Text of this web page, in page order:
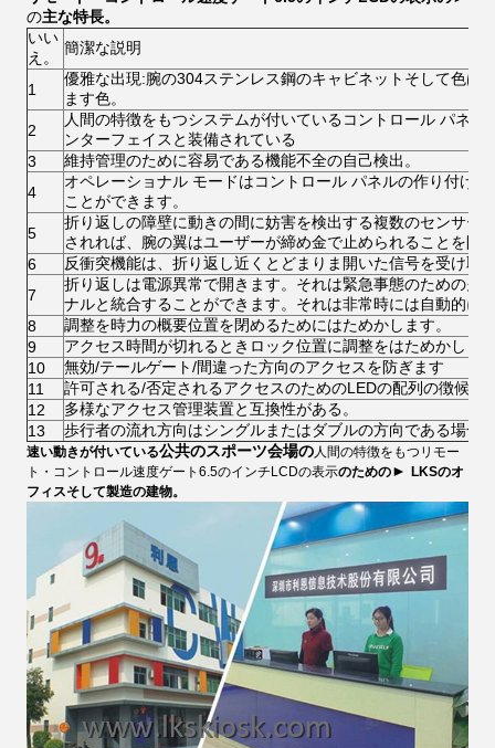
の主な特長。
いい
え。
簡潔な説明
1
優雅な出現:腕の304ステンレス鋼のキャビネットそして色は
ます色。
2
人間の特徴をもつシステムが付いているコントロール パネ
ンターフェイスと装備されている
3
維持管理のために容易である機能不全の自己検出。
4
オペレーショナル モードはコントロール パネルの作り付け
ことができます。
5
折り返しの障壁に動きの間に妨害を検出する複数のセンサー
されれば、腕の翼はユーザーが締め金で止められることを防
6
反衝突機能は、折り返し近くとどまりま開いた信号を受け取
7
折り返しは電源異常で開きます。それは緊急事態のための火
ナルと統合することができます。それは非常時には自動的に
8
調整を時力の概要位置を閉めるためにはためかします。
9
アクセス時間が切れるときロック位置に調整をはためかしま
10
無効/テールゲート/間違った方向のアクセスを防ぎます
11
許可される/否定されるアクセスのためのLEDの配列の徴候。
12
多様なアクセス管理装置と互換性がある。
13
歩行者の流れ方向はシングルまたはダブルの方向である場合
速い動きが付いている公共のスポーツ会場の 人間の特徴をもつリモー
ト・コントロール速度ゲート6.5のインチLCDの表示のための► LKSのオ
フィスそして製造の建物。